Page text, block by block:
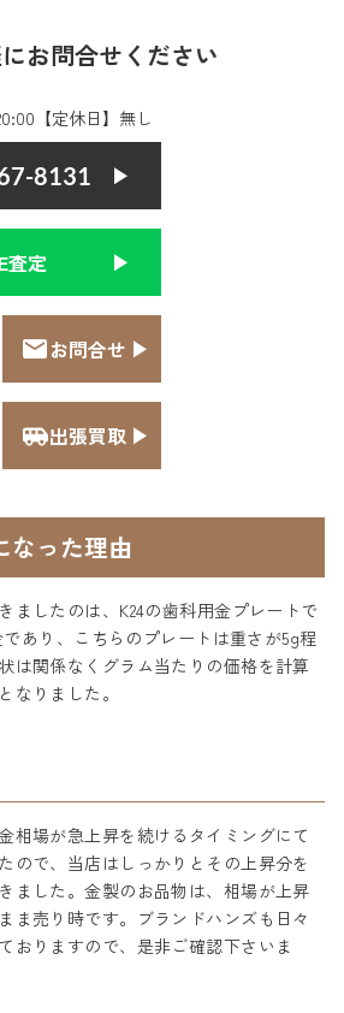
お問合せください
【定休日】無し
8131
査定
お問合せ
出張買取
なった理由
ましたのは、K24の歯科用金プレートで
あり、こちらのプレートは重さが5g程
は関係なくグラム当たりの価格を計算
なりました。
相場が急上昇を続けるタイミングにて
ので、当店はしっかりとその上昇分を
ました。金製のお品物は、相場が上昇
ま売り時です。ブランドハンズも日々
おりますので、是非ご確認下さいま